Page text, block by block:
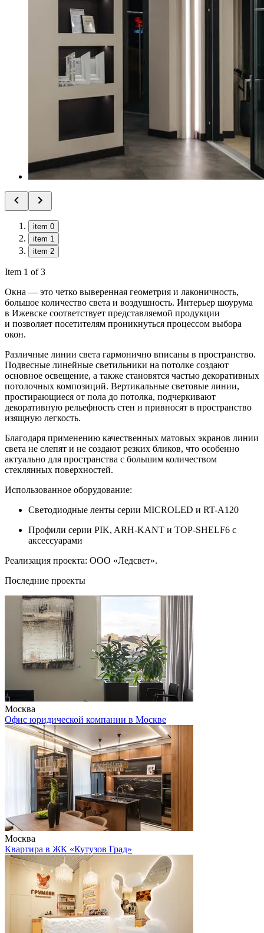
item 0
item 1
item 2
Item 1 of 3
Окна — это четко выверенная геометрия и лаконичность,
большое количество света и воздушность. Интерьер шоурума
в Ижевске соответствует представляемой продукции
и позволяет посетителям проникнуться процессом выбора
окон.
Различные линии света гармонично вписаны в пространство.
Подвесные линейные светильники на потолке создают
основное освещение, а также становятся частью декоративных
потолочных композиций. Вертикальные световые линии,
простирающиеся от пола до потолка, подчеркивают
декоративную рельефность стен и привносят в пространство
изящную легкость.
Благодаря применению качественных матовых экранов линии
света не слепят и не создают резких бликов, что особенно
актуально для пространства с большим количеством
стеклянных поверхностей.
Использованное оборудование:
Светодиодные ленты серии MICROLED и RT-А120
Профили серии PIK, ARH-KANT и TOP-SHELF6 с
аксессуарами
Реализация проекта: ООО «Ледсвет».
Последние проекты
Москва
Офис юридической компании в Москве
Москва
Квартира в ЖК «Кутузов Град»